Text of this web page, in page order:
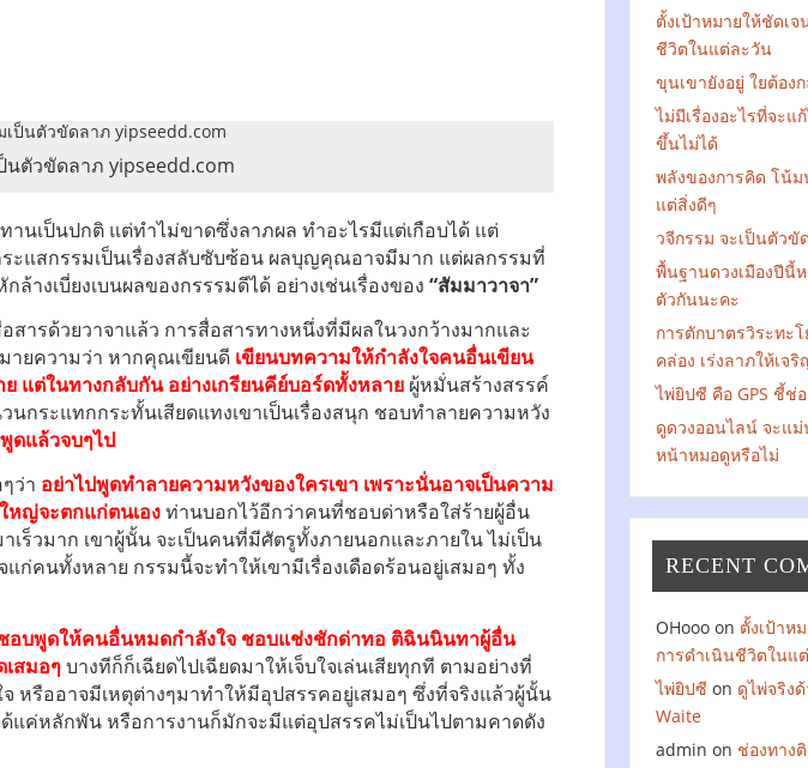
นตัวขัดลาภ yipseedd.com
านเป็นปกติ แต่ทำไม่ขาดซึ่งลาภผล ทำอะไรมีแต่เกือบได้ แต่
ะแสกรรมเป็นเรื่องสลับซับซ้อน ผลบุญคุณอาจมีมาก แต่ผลกรรมที่
างเบี่ยงเบนผลของกรรรมดีได้ อย่างเช่นเรื่องของ “สัมมาวาจา”
ารด้วยวาจาแล้ว การสื่อสารทางหนึ่งที่มีผลในวงกว้างมากและ
ายความว่า หากคุณเขียนดี เขียนบทความให้กำลังใจคนอื่นเขียน
แต่ในทางกลับกัน อย่างเกรียนคีย์บอร์ดทั้งหลาย ผู้หมั่นสร้างสรรค์
กระแทกกระทั้นเสียดแทงเขาเป็นเรื่องสนุก ชอบทำลายความหวัง
ดแล้วจบๆไป
ว่า อย่าไปพูดทำลายความหวังของใครเขา เพราะนั่นอาจเป็นความ
หญ่จะตกแก่ตนเองท่านบอกไว้อีกว่าคนที่ชอบด่าหรือใส่ร้ายผู้อื่น
ร็วมาก เขาผู้นั้น จะเป็นคนที่มีศัตรูทั้งภายนอกและภายใน ไม่เป็น
ก่คนทั้งหลาย กรรมนี้จะทำให้เขามีเรื่องเดือดร้อนอยู่เสมอๆ ทั้ง
อบพูดให้คนอื่นหมดกำลังใจ ชอบแช่งชักด่าทอ ติฉินนินทาผู้อื่น
สมอๆ บางทีก็ก็เฉียดไปเฉียดมาให้เจ็บใจเล่นเสียทุกที ตามอย่างที่
จ หรืออาจมีเหตุต่างๆมาทำให้มีอุปสรรคอยู่เสมอๆ ซึ่งที่จริงแล้วผู้นั้น
แค่หลักพัน หรือการงานก็มักจะมีแต่อุปสรรคไม่เป็นไปตามคาดดัง
ตั้งเป้าหมายให้ชัดเ
ชีวิตในแต่ละวัน
ขุนเขายังอยู่ ใยต้อง
ไม่มีเรื่องอะไรที่จะ
ขึ้นไม่ได้
พลังของการคิด โน้
แต่สิ่งดีๆ
วจีกรรม จะเป็นตัวขั
พื้นฐานดวงเมืองปีนี้
ตัวกันนะคะ
การตักบาตรวิระทะ
คล่อง เร่งลาภให้เจ
ไพ่ยิปซี คือ GPS ชี้ช่
ดูดวงออนไลน์ จะแ
หน้าหมอดูหรือไม่
RECENT
OHooo on ตั้งเป้าห
การดำเนินชีวิตในแ
ไพ่ยิปซี on ดูไพ่จริง
Waite
admin on ช่องทาง